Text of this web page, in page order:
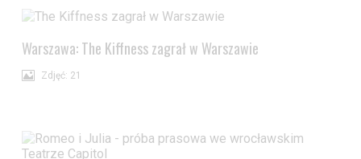
Warszawa: The Kiffness zagrał w Warszawie
Zdjęć: 21